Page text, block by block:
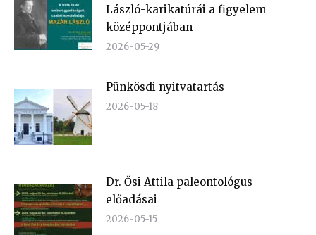
László-karikatúrái a figyelem
középpontjában
2026-05-29
Pünkösdi nyitvatartás
2026-05-18
Dr. Ősi Attila paleontológus
előadásai
2026-05-15